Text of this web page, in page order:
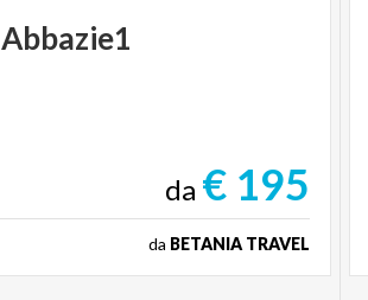
Abbazie1
da € 195
da BETANIA TRAVEL